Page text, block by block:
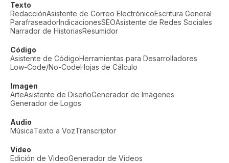
Texto
RedacciónAsistente de Correo ElectrónicoEscritura General
ParafraseadorIndicacionesSEOAsistente de Redes Sociales
Narrador de HistoriasResumidor
Código
Asistente de CódigoHerramientas para Desarrolladores
Low-Code/No-CodeHojas de Cálculo
Imagen
ArteAsistente de DiseñoGenerador de Imágenes
Generador de Logos
Audio
MúsicaTexto a VozTranscriptor
Video
Edición de VideoGenerador de Videos